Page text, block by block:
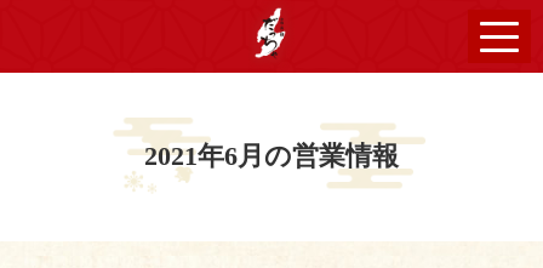
2021年6月の営業情報